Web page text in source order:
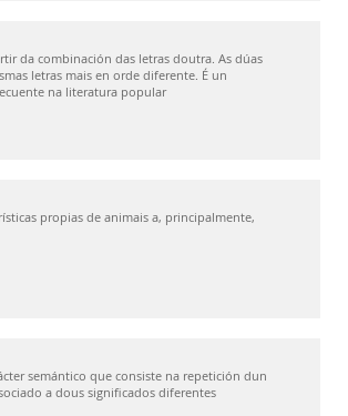
da combinación das letras doutra. As dúas
letras mais en orde diferente. É un
na literatura popular
propias de animais a, principalmente,
semántico que consiste na repetición dun
a dous significados diferentes